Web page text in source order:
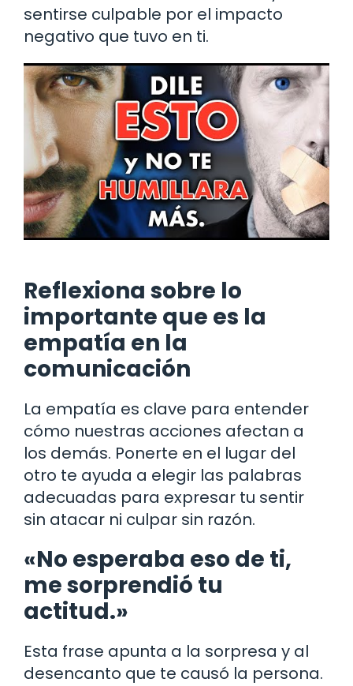
sentirse culpable por el impacto
negativo que tuvo en ti.
Reflexiona sobre lo
importante que es la
empatía en la
comunicación
La empatía es clave para entender
cómo nuestras acciones afectan a
los demás. Ponerte en el lugar del
otro te ayuda a elegir las palabras
adecuadas para expresar tu sentir
sin atacar ni culpar sin razón.
«No esperaba eso de ti,
me sorprendió tu
actitud.»
Esta frase apunta a la sorpresa y al
desencanto que te causó la persona.